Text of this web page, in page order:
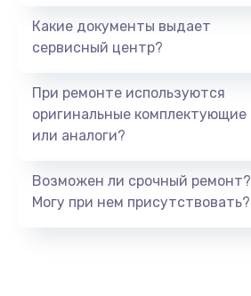
Какие документы выдает
сервисный центр?
При ремонте используются
оригинальные комплектующие
или аналоги?
Возможен ли срочный ремонт?
Могу при нем присутствовать?